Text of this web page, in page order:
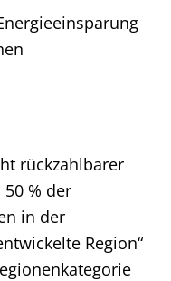
rückzahlbarer
% der
in der
Region“